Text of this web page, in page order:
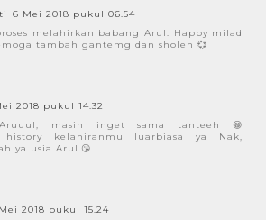
6 Mei 2018 pukul 06.54
melahirkan babang Arul. Happy milad
tambah gantemg dan sholeh 💞
2018 pukul 14.32
Aruuul, masih inget sama tanteeh 😁
history kelahiranmu luarbiasa ya Nak,
ya usia Arul.😘
2018 pukul 15.24